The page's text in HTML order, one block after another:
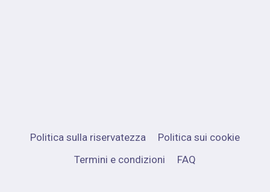
Politica sulla riservatezza
Politica sui cookie
Termini e condizioni
FAQ